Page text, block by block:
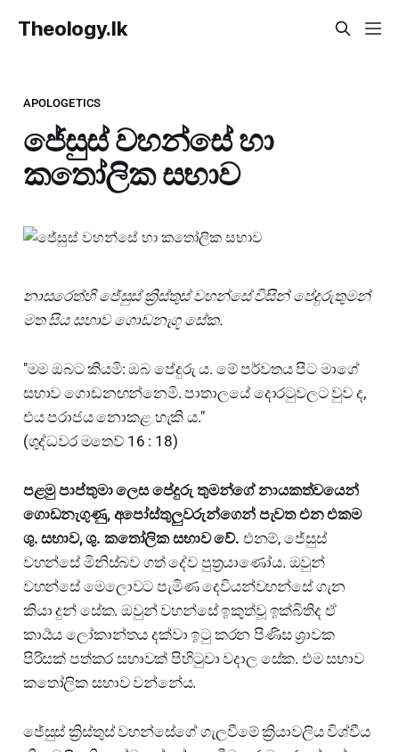
Theology.lk
APOLOGETICS
ජේසුස් වහන්සේ හා
කතෝලික සභාව
නාසරෙත්හි ජේසුස් ක්‍රිස්තුස් වහන්සේ විසින් පේදුරුතුමන්
මත සිය සභාව ගොඩනැගූ සේක.
"මම ඔබට කියමි: ඔබ පේදුරු ය. මේ පර්වතය පිට මාගේ
සභාව ගොඩනඟන්නෙමි. පාතාලයේ දොරටුවලට වුව ද,
එය පරාජය නොකළ හැකි ය."
(ශුද්ධවර මතෙව් 16 : 18)
පළමු පාප්තුමා ලෙස පේදුරු තුමන්ගේ නායකත්වයෙන්
ගොඩනැගුණු, අපෝස්තුලුවරුන්ගෙන් පැවත එන එකම
ශු. සභාව, ශු. කතෝලික සභාව වේ. එනම්, ජේසුස්
වහන්සේ මිනිස්බව ගත් දේව පුත්‍රයාණෝය. ඔවුන්
වහන්සේ මෙලොවට පැමිණ දෙවියන්වහන්සේ ගැන
කියා දුන් සේක. ඔවුන් වහන්සේ ඉකුත්වූ ඉක්බිතිද ඒ
කාර්‍යය ලෝකාන්තය දක්වා ඉටු කරන පිණිස ශ්‍රාවක
පිරිසක් පත්කර සභාවක් පිහිටුවා වදාල සේක. එම සභාව
කතෝලික සභාව වන්නේය.
ජේසුස් ක්‍රිස්තුස් වහන්සේගේ ගැලවීමේ ක්‍රියාවලිය විශ්වීය